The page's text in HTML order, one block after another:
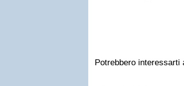
Potrebbero interessarti